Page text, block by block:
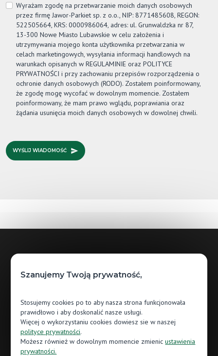
Wyrażam zgodę na przetwarzanie moich danych osobowych
przez firmę Jawor-Parkiet sp. z o.o., NIP: 8771485608, REGON:
522505664, KRS: 0000986064, adres: ul. Grunwaldzka nr 87,
13-300 Nowe Miasto Lubawskie w celu założenia i
utrzymywania mojego konta użytkownika przetwarzania w
celach marketingowych, wysyłania informacji handlowych na
warunkach opisanych w REGULAMINIE oraz POLITYCE
PRYWATNOŚCI i przy zachowaniu przepisów rozporządzenia o
ochronie danych osobowych (RODO). Zostałem poinformowany,
że zgodę mogę wycofać w dowolnym momencie. Zostałem
poinformowany, że mam prawo wglądu, poprawiania oraz
żądania usunięcia moich danych osobowych w dowolnej chwili.
WYŚLIJ WIADOMOŚĆ
Wt.: 10:00 - 18:00
Śr.: 10:00 - 18:00
Czw.: 10:00 - 18:00
Szanujemy Twoją prywatność,
Stosujemy cookies po to aby nasza strona funkcjonowała
prawidłowo i aby doskonalić nasze usługi.
Więcej o wykorzystaniu cookies dowiesz sie w naszej
polityce prywatności.
Możesz również w dowolnym momencie zmienicustawienia
prywatności.